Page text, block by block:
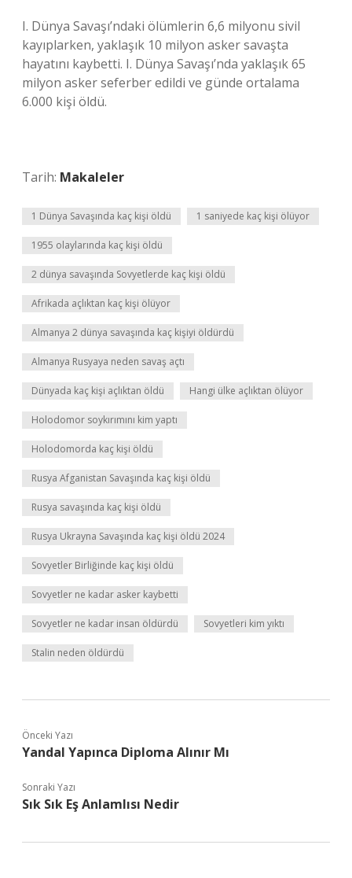
I. Dünya Savaşı’ndaki ölümlerin 6,6 milyonu sivil
kayıplarken, yaklaşık 10 milyon asker savaşta
hayatını kaybetti. I. Dünya Savaşı’nda yaklaşık 65
milyon asker seferber edildi ve günde ortalama
6.000 kişi öldü.
Tarih: Makaleler
1 Dünya Savaşında kaç kişi öldü 1 saniyede kaç kişi ölüyor
1955 olaylarında kaç kişi öldü
2 dünya savaşında Sovyetlerde kaç kişi öldü
Afrikada açlıktan kaç kişi ölüyor
Almanya 2 dünya savaşında kaç kişiyi öldürdü
Almanya Rusyaya neden savaş açtı
Dünyada kaç kişi açlıktan öldü Hangi ülke açlıktan ölüyor
Holodomor soykırımını kim yaptı
Holodomorda kaç kişi öldü
Rusya Afganistan Savaşında kaç kişi öldü
Rusya savaşında kaç kişi öldü
Rusya Ukrayna Savaşında kaç kişi öldü 2024
Sovyetler Birliğinde kaç kişi öldü
Sovyetler ne kadar asker kaybetti
Sovyetler ne kadar insan öldürdü Sovyetleri kim yıktı
Stalin neden öldürdü
Önceki Yazı
Yandal Yapınca Diploma Alınır Mı
Sonraki Yazı
Sık Sık Eş Anlamlısı Nedir